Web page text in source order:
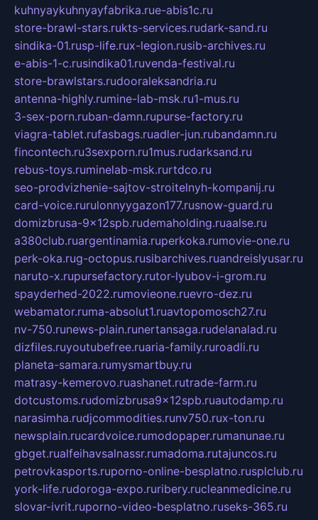
kuhnyaykuhnyayfabrika.rue-abis1c.ru
store-brawl-stars.rukts-services.rudark-sand.ru
sindika-01.rusp-life.rux-legion.rusib-archives.ru
e-abis-1-c.rusindika01.ruvenda-festival.ru
store-brawlstars.rudooraleksandria.ru
antenna-highly.rumine-lab-msk.ru1-mus.ru
3-sex-porn.ruban-damn.rupurse-factory.ru
viagra-tablet.rufasbags.ruadler-jun.rubandamn.ru
fincontech.ru3sexporn.ru1mus.rudarksand.ru
rebus-toys.ruminelab-msk.rurtdco.ru
seo-prodvizhenie-sajtov-stroitelnyh-kompanij.ru
card-voice.rurulonnyygazon177.rusnow-guard.ru
domizbrusa-9x12spb.rudemaholding.ruaalse.ru
a380club.ruargentinamia.ruperkoka.rumovie-one.ru
perk-oka.rug-octopus.rusibarchives.ruandreislyusar.ru
naruto-x.rupursefactory.rutor-lyubov-i-grom.ru
spayderhed-2022.rumovieone.ruevro-dez.ru
webamator.ruma-absolut1.ruavtopomosch27.ru
nv-750.runews-plain.runertansaga.rudelanalad.ru
dizfiles.ruyoutubefree.ruaria-family.ruroadli.ru
planeta-samara.rumysmartbuy.ru
matrasy-kemerovo.ruashanet.rutrade-farm.ru
dotcustoms.rudomizbrusa9x12spb.ruautodamp.ru
narasimha.rudjcommodities.runv750.rux-ton.ru
newsplain.rucardvoice.rumodopaper.rumanunae.ru
gbget.rualfeihavsalnassr.rumadoma.rutajuncos.ru
petrovkasports.ruporno-online-besplatno.rusplclub.ru
york-life.rudoroga-expo.ruribery.rucleanmedicine.ru
slovar-ivrit.ruporno-video-besplatno.ruseks-365.ru